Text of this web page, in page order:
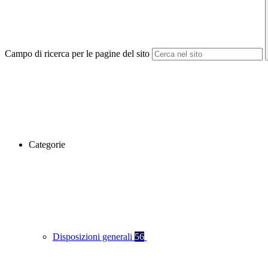
Campo di ricerca per le pagine del sito
Categorie
Disposizioni generali 56